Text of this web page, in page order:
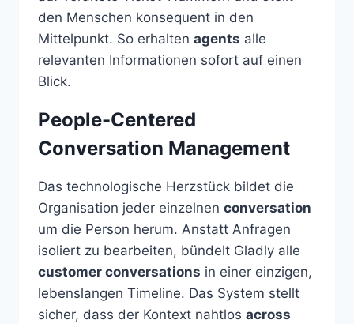
den Menschen konsequent in den
Mittelpunkt. So erhalten agents alle
relevanten Informationen sofort auf einen
Blick.
People-Centered
Conversation Management
Das technologische Herzstück bildet die
Organisation jeder einzelnen conversation
um die Person herum. Anstatt Anfragen
isoliert zu bearbeiten, bündelt Gladly alle
customer conversations in einer einzigen,
lebenslangen Timeline. Das System stellt
sicher, dass der Kontext nahtlos across